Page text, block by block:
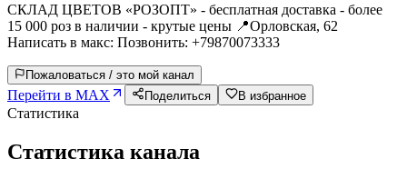
СКЛАД ЦВЕТОВ «РОЗОПТ» - бесплатная доставка - более
15 000 роз в наличии - крутые цены 📍Орловская, 62
Написать в макс: Позвонить: +79870073333
Пожаловаться / это мой канал
Перейти в MAX Поделиться В избранное
Статистика
Статистика канала